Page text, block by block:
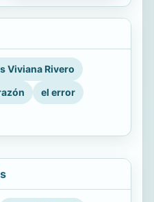
Viviana Rivero
el error